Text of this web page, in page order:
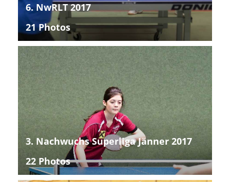
6. NwRLT 2017
21 Photos
3. Nachwuchs Superliga Jänner 2017
22 Photos